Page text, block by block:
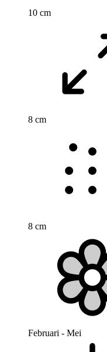
10 cm
8 cm
8 cm
Februari - Mei